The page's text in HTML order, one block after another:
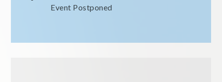
Event Postponed